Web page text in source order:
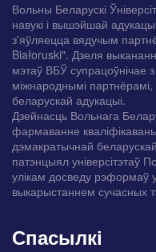
Вольны Беларускі
навукі і вышэйшай
з'яўляецца вядучым
Białoruski". Дзеля
мэтаў ВБЎ супрацоўнічае з
міжнароднымі партнёрамі,
беларускай адукацыі.
Дзейнасць Вольнага
фармаванне
дэмакратычнай
патэнцыял універсітэтаў
улікам досведу рэформаў
выкарыстаннем сучасных
Спасылкі